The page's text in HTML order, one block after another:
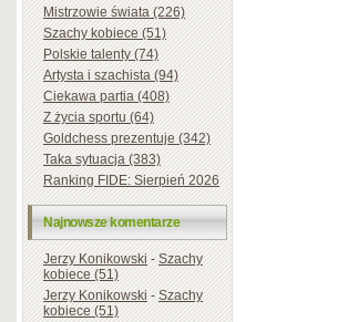
Mistrzowie świata (226)
Szachy kobiece (51)
Polskie talenty (74)
Artysta i szachista (94)
Ciekawa partia (408)
Z życia sportu (64)
Goldchess prezentuje (342)
Taka sytuacja (383)
Ranking FIDE: Sierpień 2026
Najnowsze komentarze
Jerzy Konikowski-Szachy
kobiece (51)
Jerzy Konikowski-Szachy
kobiece (51)